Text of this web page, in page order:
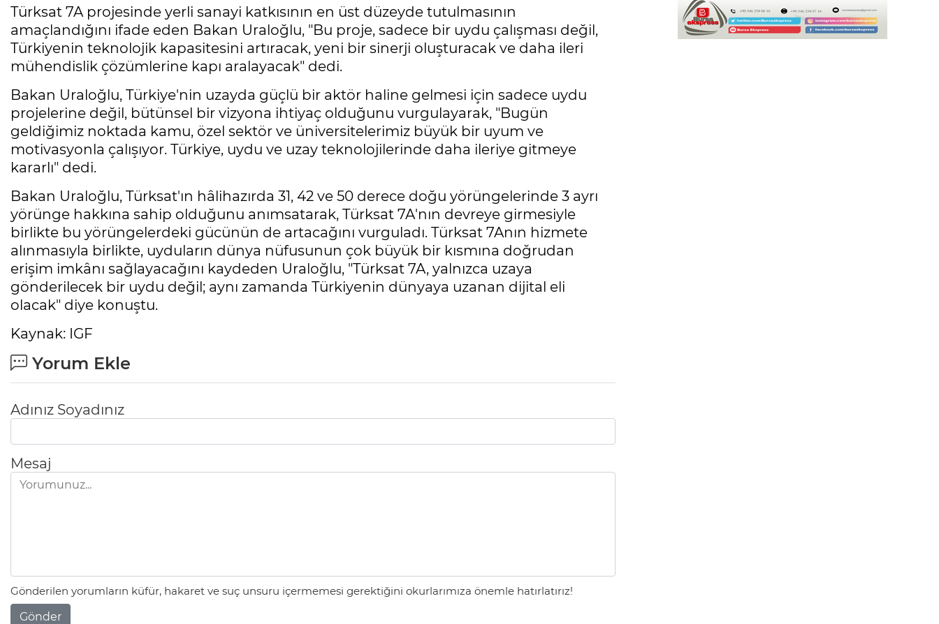
Türksat 7A projesinde yerli sanayi katkısının en üst düzeyde tutulmasının
amaçlandığını ifade eden Bakan Uraloğlu, "Bu proje, sadece bir uydu çalışması değil,
Türkiyenin teknolojik kapasitesini artıracak, yeni bir sinerji oluşturacak ve daha ileri
mühendislik çözümlerine kapı aralayacak" dedi.
Bakan Uraloğlu, Türkiye'nin uzayda güçlü bir aktör haline gelmesi için sadece uydu
projelerine değil, bütünsel bir vizyona ihtiyaç olduğunu vurgulayarak, "Bugün
geldiğimiz noktada kamu, özel sektör ve üniversitelerimiz büyük bir uyum ve
motivasyonla çalışıyor. Türkiye, uydu ve uzay teknolojilerinde daha ileriye gitmeye
kararlı" dedi.
Bakan Uraloğlu, Türksat'ın hâlihazırda 31, 42 ve 50 derece doğu yörüngelerinde 3 ayrı
yörünge hakkına sahip olduğunu anımsatarak, Türksat 7A'nın devreye girmesiyle
birlikte bu yörüngelerdeki gücünün de artacağını vurguladı. Türksat 7Anın hizmete
alınmasıyla birlikte, uyduların dünya nüfusunun çok büyük bir kısmına doğrudan
erişim imkânı sağlayacağını kaydeden Uraloğlu, "Türksat 7A, yalnızca uzaya
gönderilecek bir uydu değil; aynı zamanda Türkiyenin dünyaya uzanan dijital eli
olacak" diye konuştu.
Kaynak: IGF
Yorum Ekle
Adınız Soyadınız
Mesaj
Gönderilen yorumların küfür, hakaret ve suç unsuru içermemesi gerektiğini okurlarımıza önemle hatırlatırız!
Gönder